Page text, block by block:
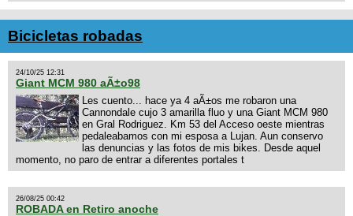
Bicicletas robadas
24/10/25 12:31
Giant MCM 980 aÃ±o98
Les cuento... hace ya 4 aÃ±os me robaron una
Cannondale cujo 3 amarilla fluo y una Giant MCM 980
en Gral Rodriguez. Km 53 del Acceso oeste mientras
pedaleabamos con mi esposa a Lujan. Aun conservo
las denuncias y las fotos de mis bikes. Desde aquel
momento, no paro de entrar a diferentes portales t
26/08/25 00:42
ROBADA en Retiro anoche